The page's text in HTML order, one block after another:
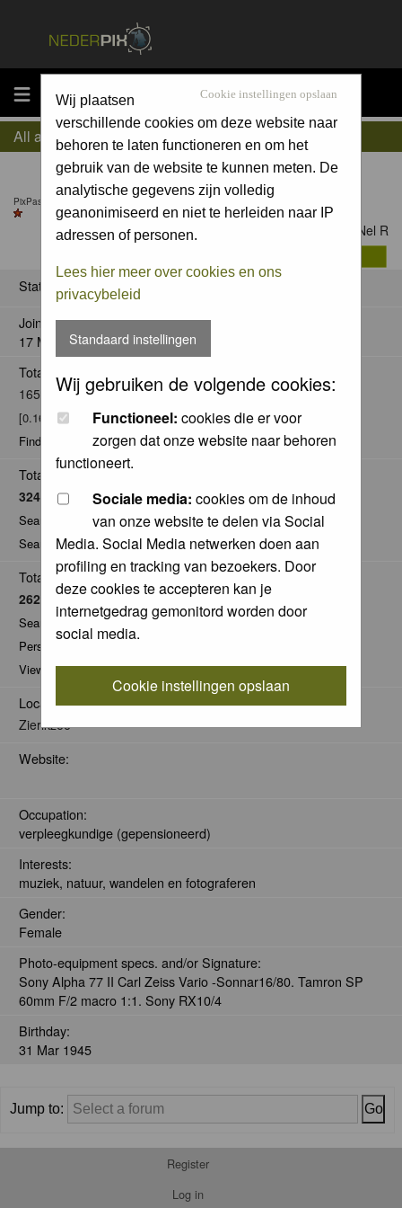
MENU Cookie instellingen opslaan
Wij plaatsen
verschillende cookies om deze website naar
behoren te laten functioneren en om het
gebruik van de website te kunnen meten. De
analytische gegevens zijn volledig
geanonimiseerd en niet te herleiden naar IP
adressen of personen.
Lees hier meer over cookies en ons
privacybeleid
Standaard instellingen
Wij gebruiken de volgende cookies:
Functioneel: cookies die er voor
zorgen dat onze website naar behoren
functioneert.
Sociale media: cookies om de inhoud
van onze website te delen via Social
Media. Social Media netwerken doen aan
profiling en tracking van bezoekers. Door
deze cookies te accepteren kan je
internetgedrag gemonitord worden door
social media.
Cookie instellingen opslaan
All about Nel R
PixPas Pro till 25 Jun 2027
Contact Nel R
Status
Joined:
17 Mar 2008
Total posts:
165
[0.16% of total / 0.02 posts per day]
Find all posts by Nel R
Total Comments:
32468
Search for comments by this user
Search for all nominations given by this user
Total Pics:
2620
Search for pics made by Nel R
Personal Gallery of Nel R
View comments on pics of Nel R
Location:
Zierikzee
Website:
Occupation:
verpleegkundige (gepensioneerd)
Interests:
muziek, natuur, wandelen en fotograferen
Gender:
Female
Photo-equipment specs. and/or Signature:
Sony Alpha 77 II Carl Zeiss Vario -Sonnar16/80. Tamron SP
60mm F/2 macro 1:1. Sony RX10/4
Birthday:
31 Mar 1945
Jump to:
Register
Log in